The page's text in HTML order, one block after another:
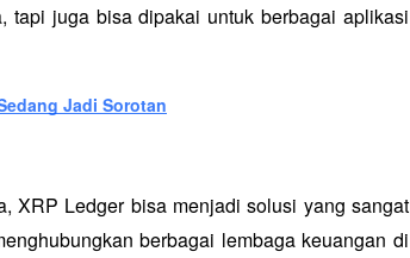
tapi juga bisa dipakai untuk berbagai aplikasi
Jadi Sorotan
XRP Ledger bisa menjadi solusi yang sangat
berbagai lembaga keuangan di